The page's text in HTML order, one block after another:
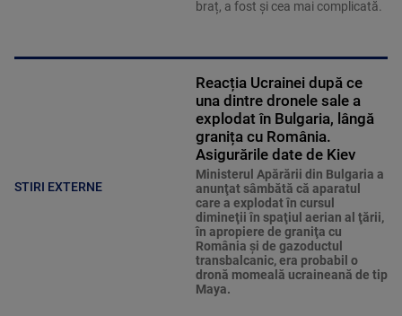
braț, a fost și cea mai complicată.
STIRI EXTERNE
Reacția Ucrainei după ce
una dintre dronele sale a
explodat în Bulgaria, lângă
granița cu România.
Asigurările date de Kiev
Ministerul Apărării din Bulgaria a
anunţat sâmbătă că aparatul
care a explodat în cursul
dimineţii în spaţiul aerian al ţării,
în apropiere de graniţa cu
România şi de gazoductul
transbalcanic, era probabil o
dronă momeală ucraineană de tip
Maya.